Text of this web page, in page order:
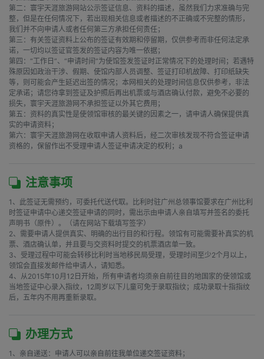
第二：寰宇天涯旅游网站公示签证信息、资料的描述，虽然我们力求准确与完
整，但是在任何情况下，若出现相关信息或者描述的不正确或不完整的情形，
我们并不向申请人或者任何第三方承担任何责任；
第三：有关签证资料上公布的签证有效期和停留期，仅供参考而非任何法定承
诺，一切均以签证官签发的签证内容为唯一依据；
第四：“工作日”、“申请时间”为使馆签发签证时正常情况下的处理时间；若遇特
殊原因如政治干涉、假期、使馆内部人员调整、签证打印机故障、打印纸缺失
等，则可能会产生延迟出签的情况；本网相关的处理时间信息仅供参考，非法
定承诺；请您待拿到签证及护照后再出机票或与酒店确认付款，避免不必要的
损失，寰宇天涯旅游网不承担签证以外其它费用；
第五：资料的真实性是使领馆审核的最关键的因素之一，请申请人确保提供真
实的申请资料；
第六：寰宇天涯旅游网在收取申请人资料后，经二次审核发现不符合签证申请
资格的，保留作出不受理申请人签证申请决定的权利；a
注意事项
1、此签证无需预约，可委托代送代取。比利时驻广州总领事馆要求在广州比利
时签证申请中心递交签证申请的同时，需出示由申请人亲自填写并签名的委托
声明书（原件）。（请在网站下载填写签字）
2、需要申请人提供真实、明确的出行目的和行程。领馆有可能需要补真实的机
票、酒店确认单，并且要与交资料时提交的机票酒店单一致。
3、受理过程中可能会转移比利时当地移民局受理，受理时间至少2个月以上，
领馆会直接发邮件给申请人，请知悉。
4、从2015年10月12日开始，所有申请者均须亲自前往目的地国家的使领馆或
当地签证中心录入指纹，12周岁以下儿童可免于录取指纹；成功录取十指指纹
后，五年内不用再重新录取。
办理方式
1、亲自递送：申请人可以亲自前往我单位递交签证资料；